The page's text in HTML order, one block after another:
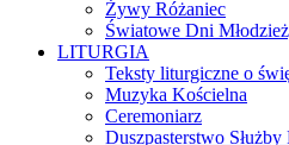
Żywy Różaniec
Światowe Dni
LITURGIA
Teksty liturgiczne o
Muzyka Kościelna
Ceremoniarz
Duszpasterstwo